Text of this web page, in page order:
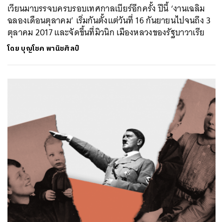
เวียนมาบรรจบครบรอบเทศกาลเบียร์อีกครั้ง ปีนี้ ‘งานเฉลิม
ฉลองเดือนตุลาคม’ เริ่มกันตั้งแต่วันที่ 16 กันยายนไปจนถึง 3
ตุลาคม 2017 และจัดขึ้นที่มิวนิก เมืองหลวงของรัฐบาวาเรีย
โดย บุญโชค พานิชศิลป์